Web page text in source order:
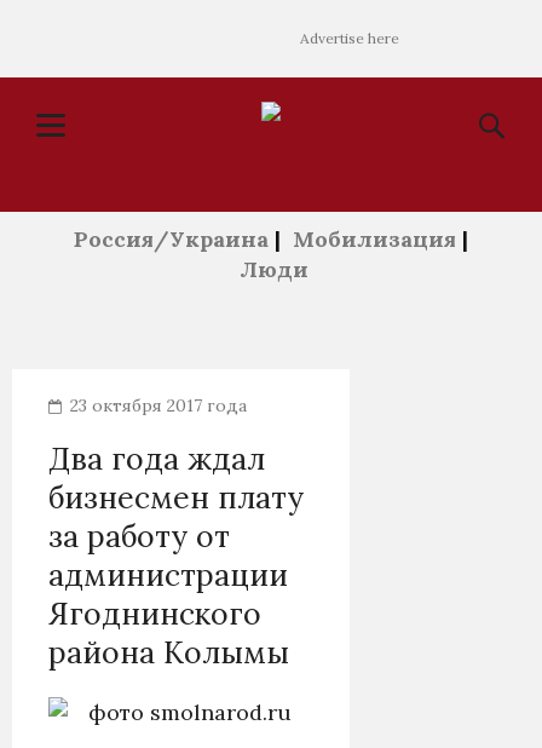
Advertise here
Россия/Украина | Мобилизация |
Люди
23 октября 2017 года
Два года ждал
бизнесмен плату
за работу от
администрации
Ягоднинского
района Колымы